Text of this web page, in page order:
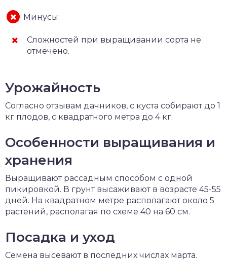
Минусы:
Сложностей при выращивании сорта не
отмечено.
Урожайность
Согласно отзывам дачников, с куста собирают до 1
кг плодов, с квадратного метра до 4 кг.
Особенности выращивания и
хранения
Выращивают рассадным способом с одной
пикировкой. В грунт высаживают в возрасте 45-55
дней. На квадратном метре располагают около 5
растений, располагая по схеме 40 на 60 см.
Посадка и уход
Семена высевают в последних числах марта.